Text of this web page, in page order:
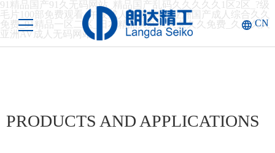
91精品国产91久无码网站_精品国产乱码久久久久久1区2区_?级
毛片100部免费观看_午夜成人免费福利_亚洲国产成人综合久久
免费_91精品一区二区_日本精品久久久久久久久免费_久久久久
亚洲AV成人无码网站
CN
PRODUCTS AND APPLICATIONS